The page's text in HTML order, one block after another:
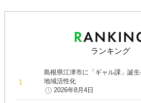
ランキング
島根県江津市に「ギャル課」誕
地域活性化
2026年8月4日